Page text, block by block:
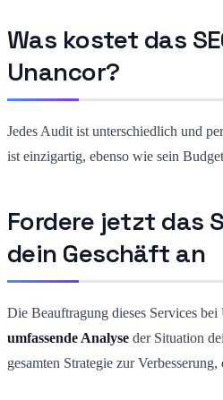
Was kostet das
Unancor?
Jedes Audit ist unterschiedlich und
ist einzigartig, ebenso wie sein
Fordere jetzt das
dein Geschäft an
Die Beauftragung dieses Services
umfassende Analyse der Situation
gesamten Strategie zur